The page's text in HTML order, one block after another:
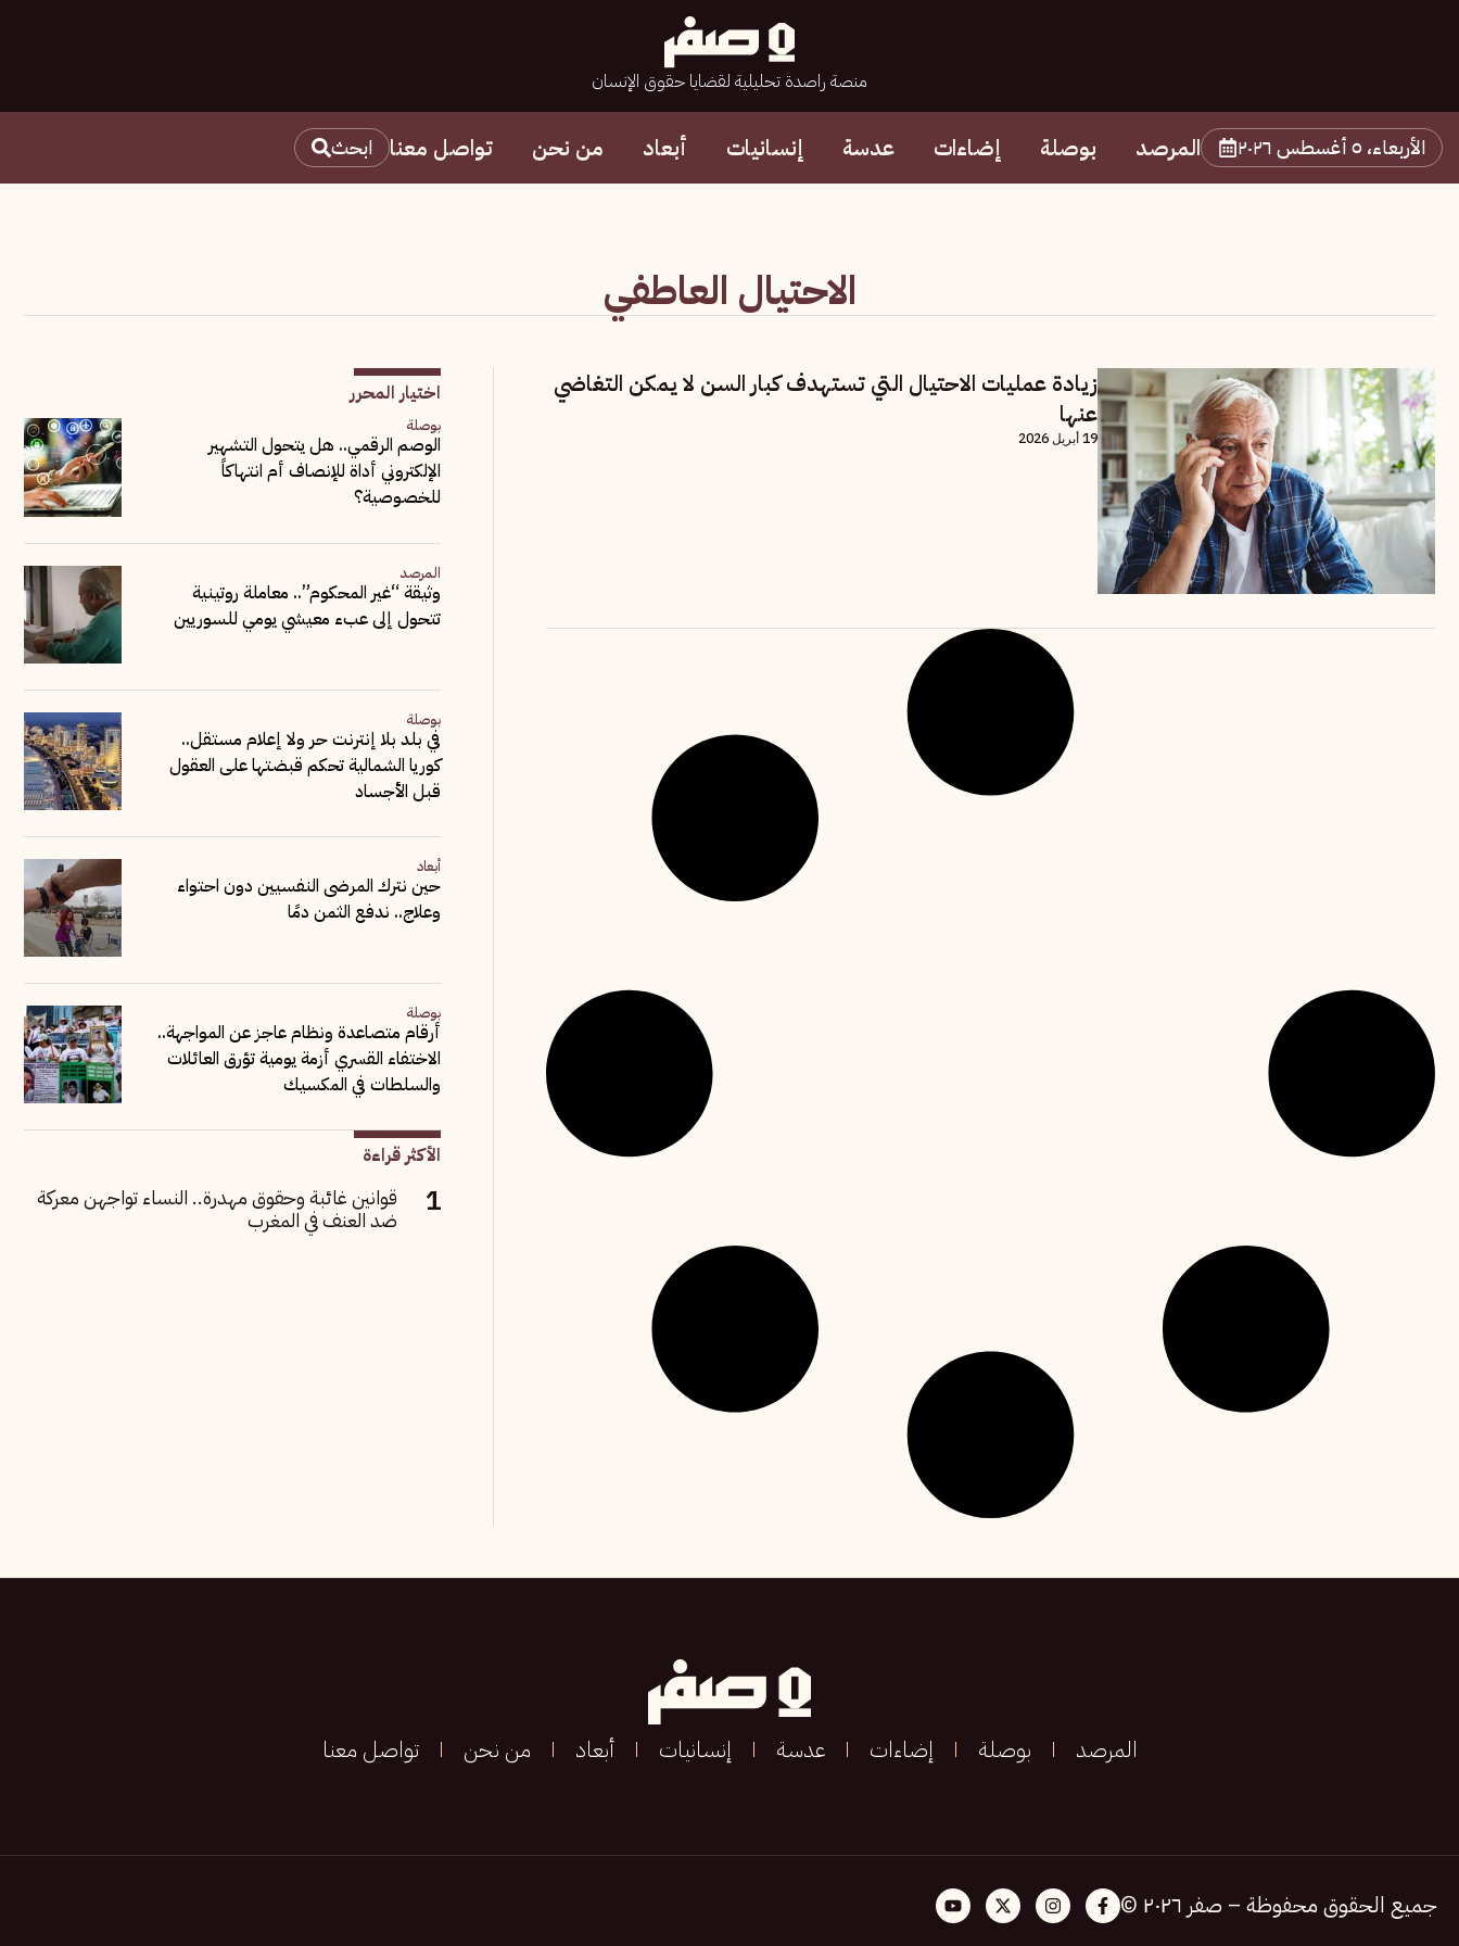
منصة راصدة تحليلية لقضايا حقوق الإنسان
الأربعاء، ٥ أغسطس ٢٠٢٦ المرصد بوصلة إضاءات عدسة إنسانيات أبعاد من نحن تواصل معنا ابحث
الاحتيال العاطفي
زيادة عمليات الاحتيال التي تستهدف كبار السن لا يمكن التغاضي
عنها
19 أبريل 2026
اختيار المحرر
بوصلة
الوصم الرقمي.. هل يتحول التشهير
الإلكتروني أداة للإنصاف أم انتهاكاً
للخصوصية؟
المرصد
وثيقة “غير المحكوم”.. معاملة روتينية
تتحول إلى عبء معيشي يومي للسوريين
بوصلة
في بلد بلا إنترنت حر ولا إعلام مستقل..
كوريا الشمالية تحكم قبضتها على العقول
قبل الأجساد
أبعاد
حين نترك المرضى النفسيين دون احتواء
وعلاج.. ندفع الثمن دمًا
بوصلة
أرقام متصاعدة ونظام عاجز عن المواجهة..
الاختفاء القسري أزمة يومية تؤرق العائلات
والسلطات في المكسيك
الأكثر قراءة
قوانين غائبة وحقوق مهدرة.. النساء تواجهن معركة
ضد العنف في المغرب
المرصد بوصلة إضاءات عدسة إنسانيات أبعاد من نحن تواصل معنا
جميع الحقوق محفوظة – صفر ٢٠٢٦ ©